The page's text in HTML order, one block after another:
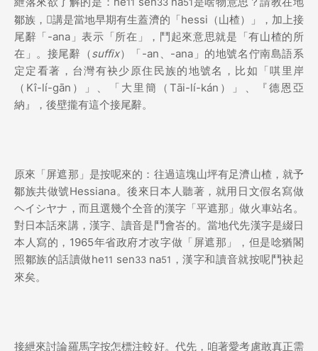
11 33 51
鄒族，𪜶講是當地早期有生蓋濟的「hessi（山楂）」，加上接
尾辭「-ana」表示「所在」，鬥起來意思就是「有山楂的所
在」。接尾辭（suffix）「-an、-ana」的地號名佇南島語系
定定看著，台灣有袂少原住民族的地號名，比如「唭里岸
（Kî-lí-gān）」、「大里簡（Tāi-lí-kán）」、『德恩亞
納』，後壁攏有這个接尾辭。
原來「屏遮那」是按呢來的：往過這塊山坪有足濟山楂，就予
鄒族共做號Hessiana。後來日本人聽著，就用日文假名寫做
ヘイシヤナ，而且選幾个仝音的漢字「平遮那」做火車站名。
對日本話來講，漢字、讀音是鬥會峇的。當地代先漢字是綴日
本人寫的，1965年省政府才改字做「屏遮那」，但是唸猶閣
照鄒族的話讀做he11 sen33na51 ，漢字和讀音就按呢鬥袂起
來矣。
接紲來討論羅馬字按怎標注較好。代先，咱著愛考慮敢真正需